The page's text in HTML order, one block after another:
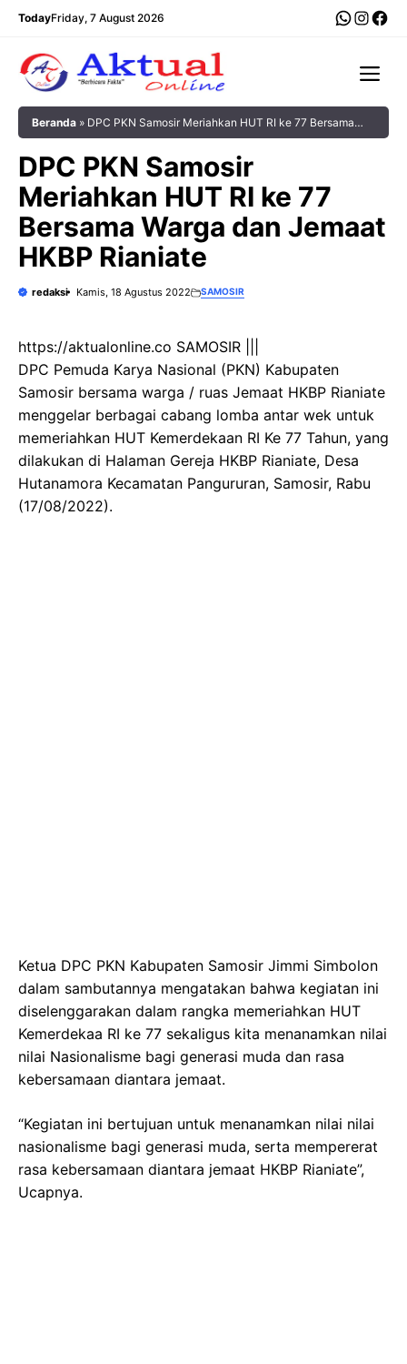
Langsung
TodayFriday, 7 August 2026
Beranda » DPC PKN Samosir Meriahkan HUT RI ke 77 Bersama
DPC PKN Samosir
Meriahkan HUT RI ke 77
Bersama Warga dan Jemaat
HKBP Rianiate
redaksi Kamis, 18 Agustus 2022 SAMOSIR
https://aktualonline.co SAMOSIR |||
DPC Pemuda Karya Nasional (PKN) Kabupaten
Samosir bersama warga / ruas Jemaat HKBP Rianiate
menggelar berbagai cabang lomba antar wek untuk
memeriahkan HUT Kemerdekaan RI Ke 77 Tahun, yang
dilakukan di Halaman Gereja HKBP Rianiate, Desa
Hutanamora Kecamatan Pangururan, Samosir, Rabu
(17/08/2022).
Ketua DPC PKN Kabupaten Samosir Jimmi Simbolon
dalam sambutannya mengatakan bahwa kegiatan ini
diselenggarakan dalam rangka memeriahkan HUT
Kemerdekaa RI ke 77 sekaligus kita menanamkan nilai
nilai Nasionalisme bagi generasi muda dan rasa
kebersamaan diantara jemaat.
“Kegiatan ini bertujuan untuk menanamkan nilai nilai
nasionalisme bagi generasi muda, serta mempererat
rasa kebersamaan diantara jemaat HKBP Rianiate”,
Ucapnya.